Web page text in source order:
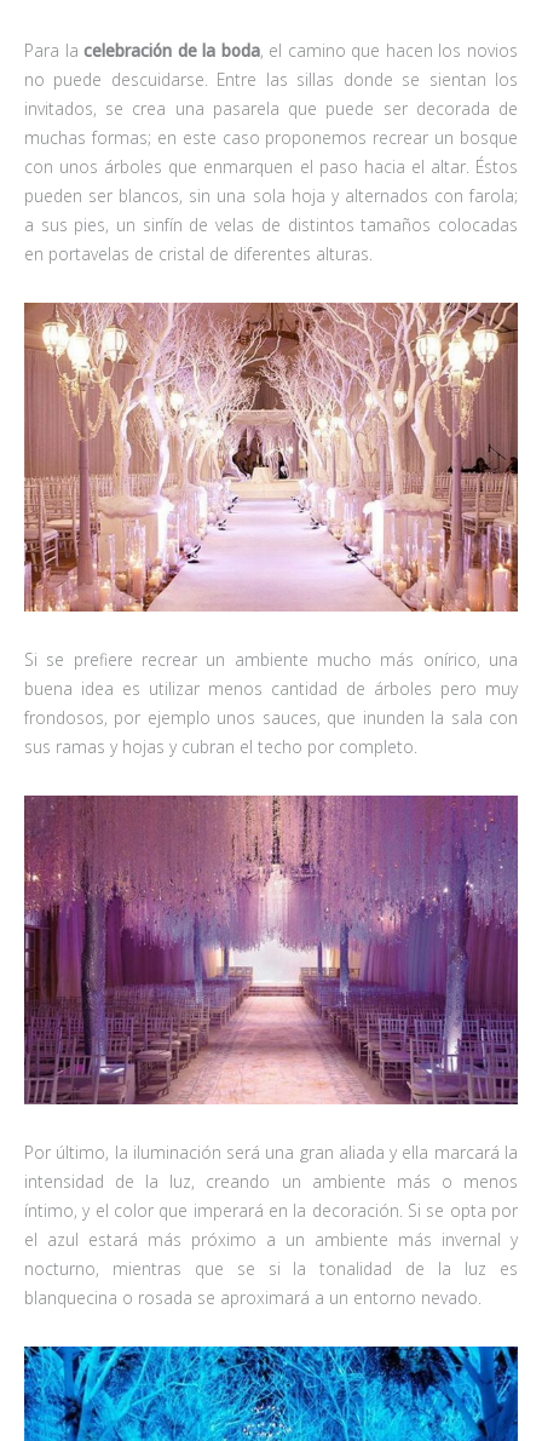
Para lacelebración de la boda, el camino que hacen los novios
no puede descuidarse. Entre las sillas donde se sientan los
invitados, se crea una pasarela que puede ser decorada de
muchas formas; en este caso proponemos recrear un bosque
con unos árboles que enmarquen el paso hacia el altar. Éstos
pueden ser blancos, sin una sola hoja y alternados con farola;
a sus pies, un sinfín de velas de distintos tamaños colocadas
en portavelas de cristal de diferentes alturas.
Si se prefiere recrear un ambiente mucho más onírico, una
buena idea es utilizar menos cantidad de árboles pero muy
frondosos, por ejemplo unos sauces, que inunden la sala con
sus ramas y hojas y cubran el techo por completo.
Por último, la iluminación será una gran aliada y ella marcará la
intensidad de la luz, creando un ambiente más o menos
íntimo, y el color que imperará en la decoración. Si se opta por
el azul estará más próximo a un ambiente más invernal y
nocturno, mientras que se si la tonalidad de la luz es
blanquecina o rosada se aproximará a un entorno nevado.